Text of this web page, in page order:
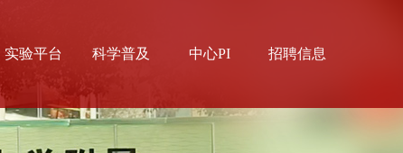
实验平台
中心实验室
科学普及
科普视频
中心PI 招聘信息